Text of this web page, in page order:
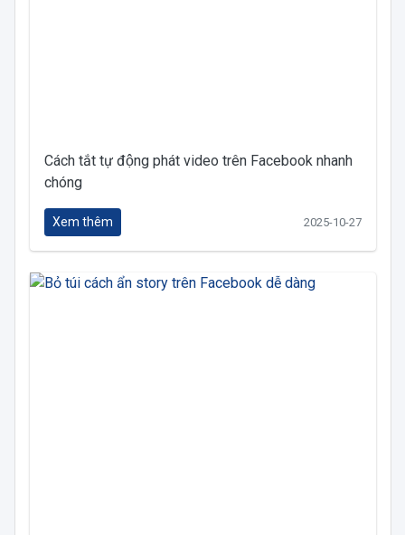
Cách tắt tự động phát video trên Facebook nhanh
chóng
Xem thêm 2025-10-27